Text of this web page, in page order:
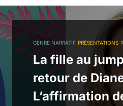
GENRE NARRATIF PRÉSENTATIONS
La fille au
retour de
L’affirmation